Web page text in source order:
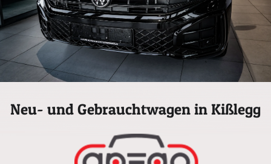
Neu- und Gebrauchtwagen in Kißlegg